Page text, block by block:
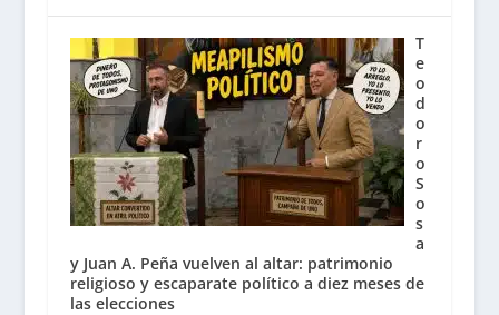
T
e
o
d
o
r
o
S
o
s
a
y Juan A. Peña vuelven al altar: patrimonio
religioso y escaparate político a diez meses de
las elecciones